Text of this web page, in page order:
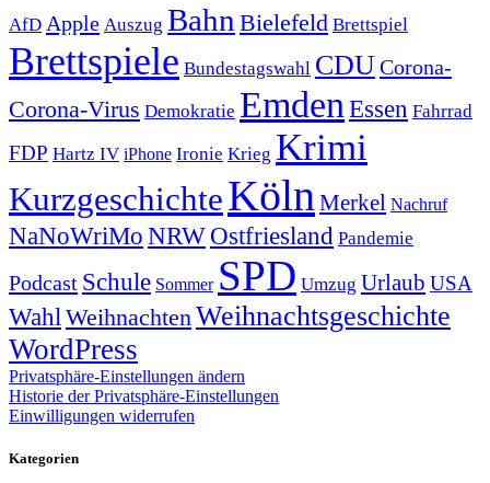
AfD Apple Auszug Bahn Bielefeld Brettspiel
Brettspiele Bundestagswahl CDUCorona-
Corona-Virus Demokratie Emden Essen Fahrrad
FDP Hartz IV iPhone Ironie Krieg Krimi
KurzgeschichteKöln Merkel Nachruf
NaNoWriMo NRWOstfriesland Pandemie
Podcast Schule Sommer SPD Umzug Urlaub USA
Wahl Weihnachten Weihnachtsgeschichte
WordPress
Privatsphäre-Einstellungen ändern
Historie der Privatsphäre-Einstellungen
Einwilligungen widerrufen
Kategorien